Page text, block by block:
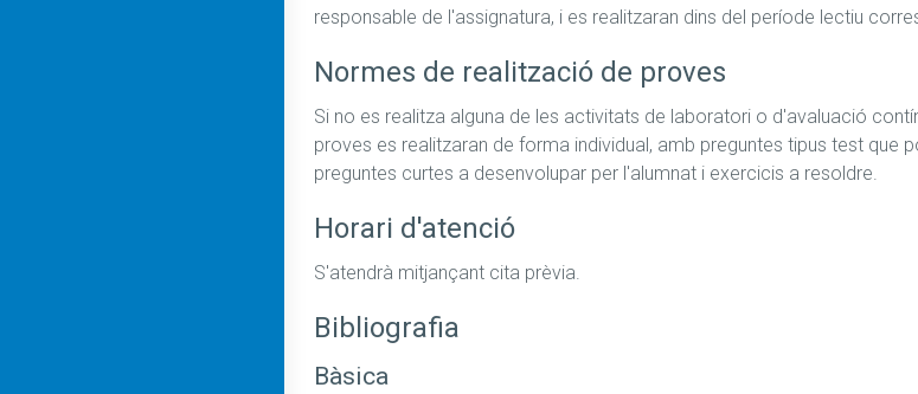
responsable de l'assignatura, i es realitzaran dins del període lectiu
Normes de realització de proves
Si no es realitza alguna de les activitats de laboratori o d'avaluació
proves es realitzaran de forma individual, amb preguntes tipus test
preguntes curtes a desenvolupar per l'alumnat i exercicis a resoldre.
Horari d'atenció
S'atendrà mitjançant cita prèvia.
Bibliografia
Bàsica